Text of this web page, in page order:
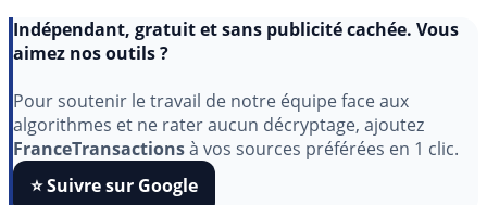
aimez nos outils ?
Pour soutenir le travail de notre équipe face aux
algorithmes et ne rater aucun décryptage, ajoutez
FranceTransactionsà vos sources préférées en 1 clic.